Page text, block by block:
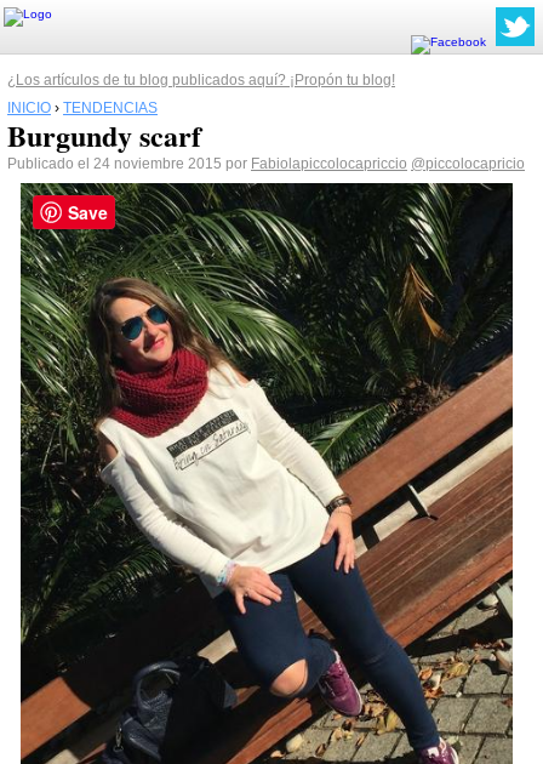
¿Los artículos de tu blog publicados aquí? ¡Propón tu blog!
INICIO › TENDENCIAS
Burgundy scarf
Publicado el 24 noviembre 2015 por Fabiolapiccolocapriccio @piccolocapricio
Save